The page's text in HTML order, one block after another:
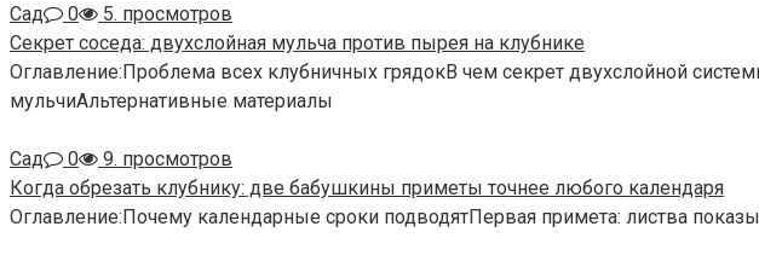
Сад 0
5. просмотров
Секрет соседа: двухслойная мульча против пырея на клубнике
Оглавление:Проблема всех клубничных грядокВ чем секрет двухслойной
мульчиАльтернативные материалы
Сад 0
9. просмотров
Когда обрезать клубнику: две бабушкины приметы точнее любого календаря
Оглавление:Почему календарные сроки подводятПервая примета: листва